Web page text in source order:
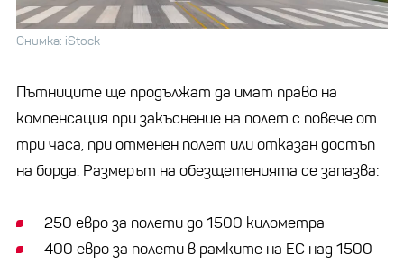
Снимка: iStock
Пътниците ще продължат да имат право на
компенсация при закъснение на полет с повече от
три часа, при отменен полет или отказан достъп
на борда. Размерът на обезщетенията се запазва:
250 евро за полети до 1500 километра
400 евро за полети в рамките на ЕС над 1500